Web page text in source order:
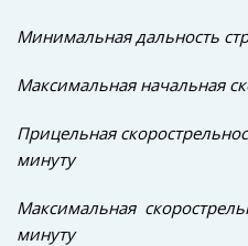
Минимальная дальность
Максимальная начальная
Прицельная
минуту
Максимальная
минуту